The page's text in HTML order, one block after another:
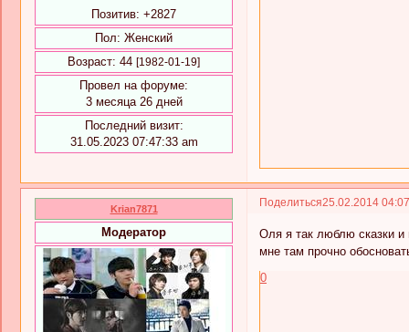
Позитив: +2827
Пол: Женский
Возраст: 44 [1982-01-19]
Провел на форуме:
3 месяца 26 дней
Последний визит:
31.05.2023 07:47:33 am
Поделиться25.02.2014
Krian7871
Модератор
Оля я так люблю сказки
мне там прочно
0